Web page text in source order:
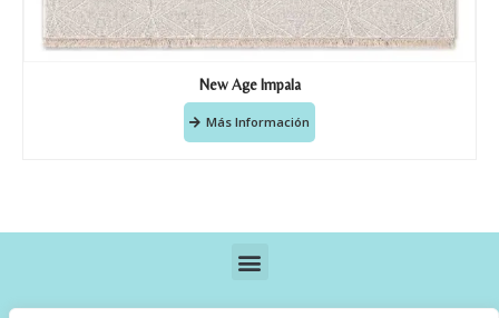
New Age Impala
Más Información